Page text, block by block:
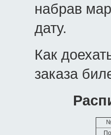
набрав
дату.
Как
заказа